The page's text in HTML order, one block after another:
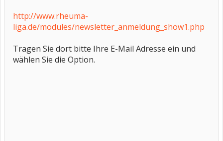
http://www.rheuma-
liga.de/modules/newsletter_anmeldung_show1.php
Tragen Sie dort bitte Ihre E-Mail Adresse ein und
wählen Sie die Option.